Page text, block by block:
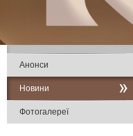
Анонси
Новини
Фотогалереї